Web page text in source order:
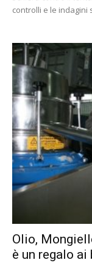
controlli e le
Olio,
è un regalo ai